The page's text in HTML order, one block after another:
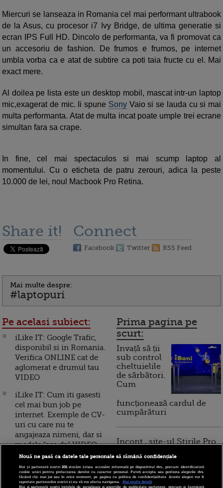
Miercuri se lanseaza in Romania cel mai performant ultrabook
de la Asus, cu procesor i7 Ivy Bridge, de ultima generatie si
ecran IPS Full HD. Dincolo de performanta, va fi promovat ca
un accesoriu de fashion. De frumos e frumos, pe internet
umbla vorba ca e atat de subtire ca poti taia fructe cu el. Mai
exact mere.
Al doilea pe lista este un desktop mobil, mascat intr-un laptop
mic,exagerat de mic. Ii spune SonyVaio si se lauda cu si mai
multa performanta. Atat de multa incat poate umple trei ecrane
simultan fara sa crape.
In fine, cel mai spectaculos si mai scump laptop al
momentului. Cu o eticheta de patru zerouri, adica la peste
10.000 de lei, noul Macbook Pro Retina.
Share it! Connect
Facebook Twitter RSS Feed
Mai multe despre:
#laptopuri
Pe acelasi subiect:
iLike IT: Google Trafic,
disponibil si in Romania.
Verifica ONLINE cat de
aglomerat e drumul tau
VIDEO
iLike IT: Cum iti gasesti
cel mai bun job pe
internet. Exemple de CV-
uri cu care nu te
angajeaza nimeni, dar si
modele "asa da" VIDEO
iLike IT: Un sfert de
milion de euro, nota de
plata pentru cine isi
Prima pagina pe
scurt:
Invață să ții
sub control
cheltuielile
de sărbători.
Cum
funcționează cardul de
cumpărături
Incont , site-ul Știrile Pro
economice și educație
financiară, a devenit iBani
Nouă ne pasă ca datele tale personale să rămână confidențiale
Noi și partenerii noștri201stocăm și/sau accesăm informații pe dispozitivul dvs., precum identificatorii
cookie unici pentru prelucrarea datelor cu caracter personal. Puteți accepta sau gestiona alegerile dvs.
făcând clic mai jos sau în orice moment, pe pagina cu politica de confidențialitate. Aceste alegeri vor fi
raportate partenerilor noștri și nu vă vor afecta navigarea.
Mai multe detalii
Noi si partenerii nostri (retelele de socializare si agentiile de publicitate partenere, precum si furnizorii